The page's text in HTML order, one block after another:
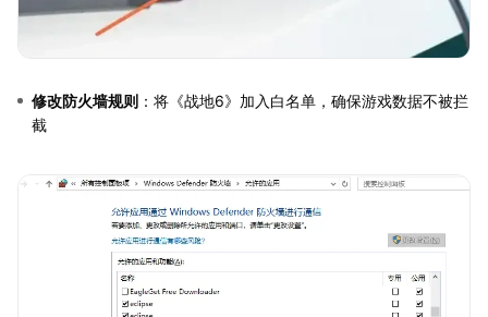
修改防火墙规则 ：将《战地6》加入白名单，确保游戏数据不被拦
截